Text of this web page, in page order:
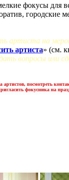
фокусы для
городские
артиста на
артиста» (см.
вопросы или
артистов, посмотреть
фокусника на